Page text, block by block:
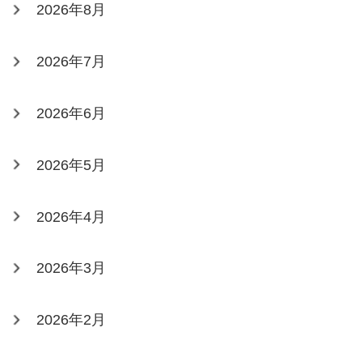
2026年8月
2026年7月
2026年6月
2026年5月
2026年4月
2026年3月
2026年2月